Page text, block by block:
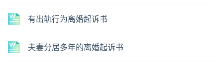
有出轨行为离婚起诉书
夫妻分居多年的离婚起诉书